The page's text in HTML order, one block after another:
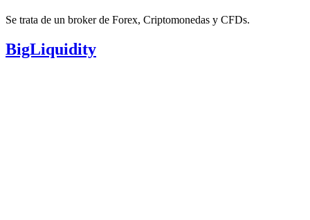
Se trata de un broker de Forex, Criptomonedas y CFDs.
BigLiquidity